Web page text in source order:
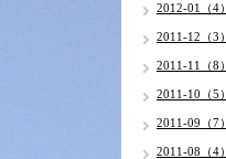
2012-01（4）
2011-12（3）
2011-11（8）
2011-10（5）
2011-09（7）
2011-08（4）